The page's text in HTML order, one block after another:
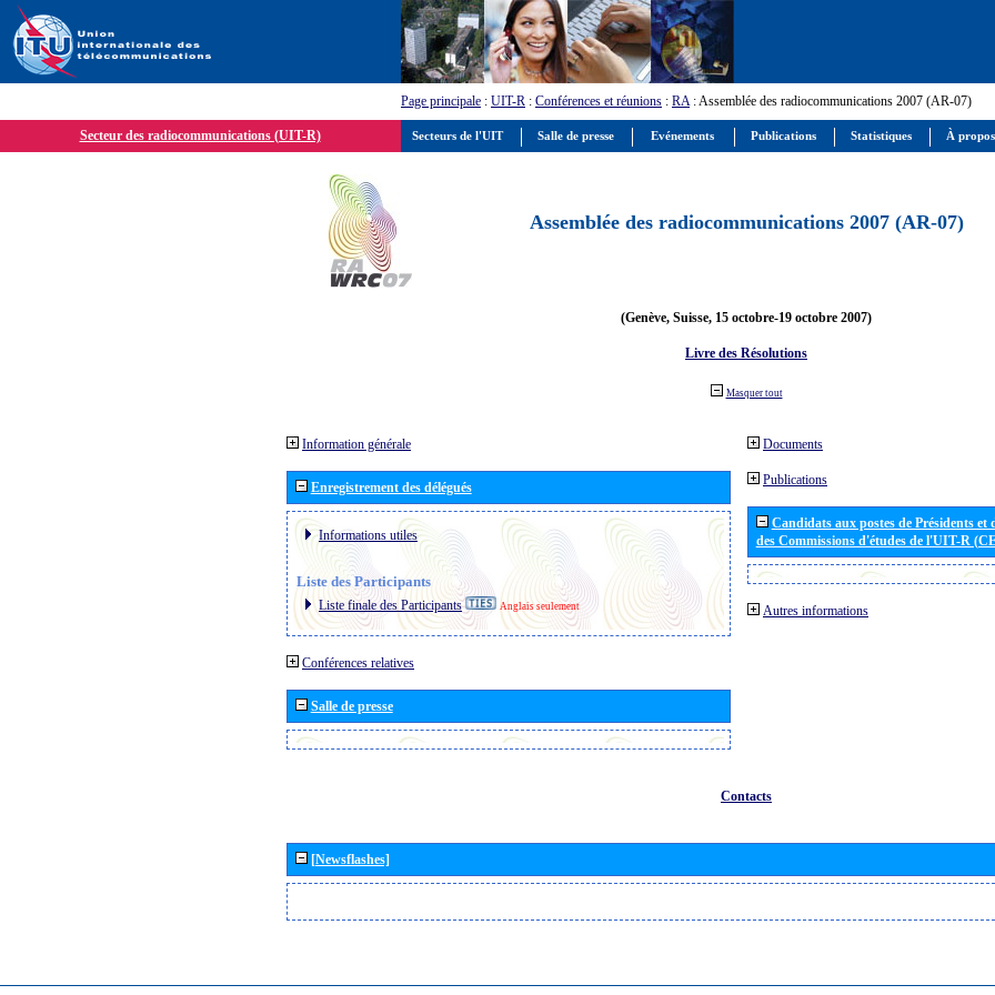
Page principale : UIT-R : Conférences et réunions : RA: Assemblée des radiocommunications 2007 (AR-07)
Secteur des radiocommunications (UIT-R)
Assemblée des radiocommunications 2007 (AR-07)
(Genève, Suisse, 15 octobre-19 octobre 2007)
Livre des Résolutions
Masquer tout
Information générale
Enregistrement des délégués
Informations utiles
Liste des Participants
Liste finale des Participants Anglais seulement
Conférences relatives
Salle de presse
Documents
Publications
Candidats aux postes de Présidents et
des Commissions d'études de l'UIT-R
Autres informations
Contacts
[Newsflashes]
Secteurs de l'UIT Salle de presse Evénements Publications Statistiques À